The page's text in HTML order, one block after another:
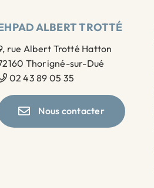
ALBERT TROTTÉ
rue Albert Trotté Hatton
Thorigné-sur-Dué
02 43 89 05 35
Nous contacter